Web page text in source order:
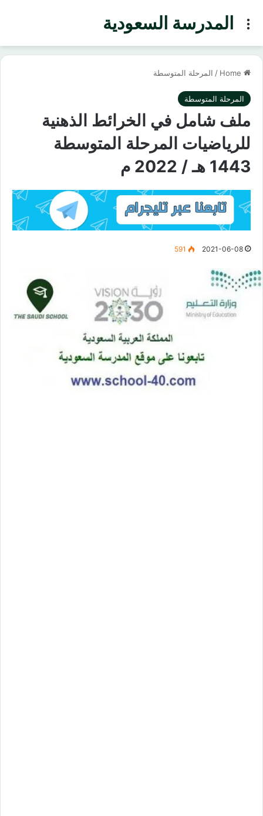
المدرسة السعوديةMenu
/ المرحلة المتوسطة
المرحلة المتوسطة
ملف شامل في الخرائط الذهنية
للرياضيات المرحلة المتوسطة
1443 هـ / 2022 م
2021-06-08
591